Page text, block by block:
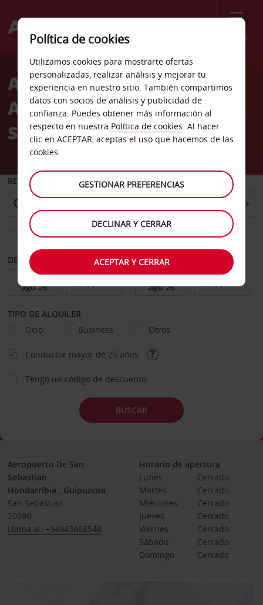
Menú
Welcome
AvisAlquiler de coches
Aeropuerto de San
Sebastián Hondarribia
RECOGER EN
Elegir otra oficina de devolución
DESDE HASTA
TIPO DE ALQUILER
Ocio
Business Otros
Conductor mayor de 25 años
Tengo un código de descuento
BUSCAR
Aeropuerto De San
Sebastian
Hondarribia , Guipuzcoa
San Sebastian
20280
Llama al: +34943668548
Horario de apertura
Lunes
Cerrado
Martes
Cerrado
Miércoles
Cerrado
Jueves
Cerrado
Viernes
Cerrado
Sábado
Cerrado
Domingo
Cerrado
Política de cookies
Utilizamos cookies para mostrarte ofertas
personalizadas, realizar análisis y mejorar tu
experiencia en nuestro sitio. También compartimos
datos con socios de análisis y publicidad de
confianza. Puedes obtener más información al
respecto en nuestra Política de cookies. Al hacer
clic en ACEPTAR, aceptas el uso que hacemos de las
cookies.
GESTIONAR PREFERENCIAS
DECLINAR Y CERRAR
ACEPTAR Y CERRAR